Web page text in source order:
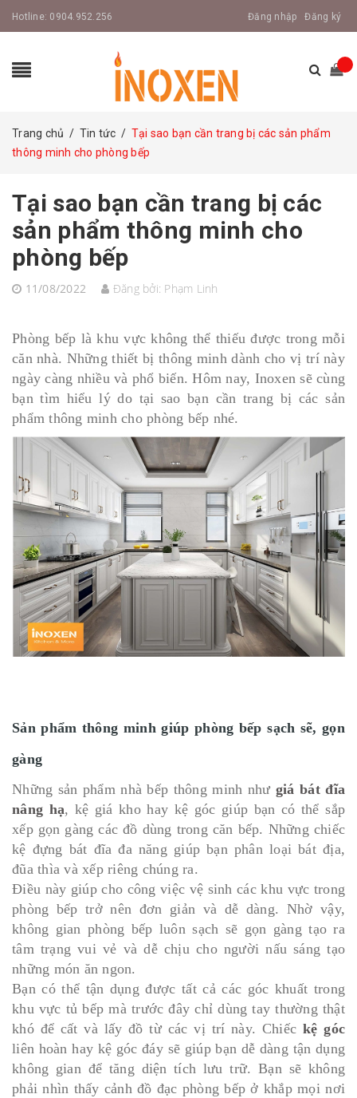
Hotline: 0904.952.256 Đăng nhập Đăng ký
Trang chủ / Tin tức / Tại sao bạn cần trang bị các sản phẩm
thông minh cho phòng bếp
Tại sao bạn cần trang bị các
sản phẩm thông minh cho
phòng bếp
11/08/2022 Đăng bởi: Phạm Linh
Phòng bếp là khu vực không thể thiếu được trong mỗi
căn nhà. Những thiết bị thông minh dành cho vị trí này
ngày càng nhiều và phổ biến. Hôm nay, Inoxen sẽ cùng
bạn tìm hiểu lý do tại sao bạn cần trang bị các sản
phẩm thông minh cho phòng bếp nhé.
Sản phẩm thông minh giúp phòng bếp sạch sẽ, gọn
gàng
Những sản phẩm nhà bếp thông minh như giá bát đĩa
nâng hạ, kệ giá kho hay kệ góc giúp bạn có thể sắp
xếp gọn gàng các đồ dùng trong căn bếp. Những chiếc
kệ đựng bát đĩa đa năng giúp bạn phân loại bát địa,
đũa thìa và xếp riêng chúng ra.
Điều này giúp cho công việc vệ sinh các khu vực trong
phòng bếp trở nên đơn giản và dễ dàng. Nhờ vậy,
không gian phòng bếp luôn sạch sẽ gọn gàng tạo ra
tâm trạng vui vẻ và dễ chịu cho người nấu sáng tạo
những món ăn ngon.
Bạn có thể tận dụng được tất cả các góc khuất trong
khu vực tủ bếp mà trước đây chỉ dùng tay thường thật
khó để cất và lấy đồ từ các vị trí này. Chiếc kệ góc
liên hoàn hay kệ góc đáy sẽ giúp bạn dễ dàng tận dụng
không gian để tăng diện tích lưu trữ. Bạn sẽ không
phải nhìn thấy cảnh đồ đạc phòng bếp ở khắp mọi nơi